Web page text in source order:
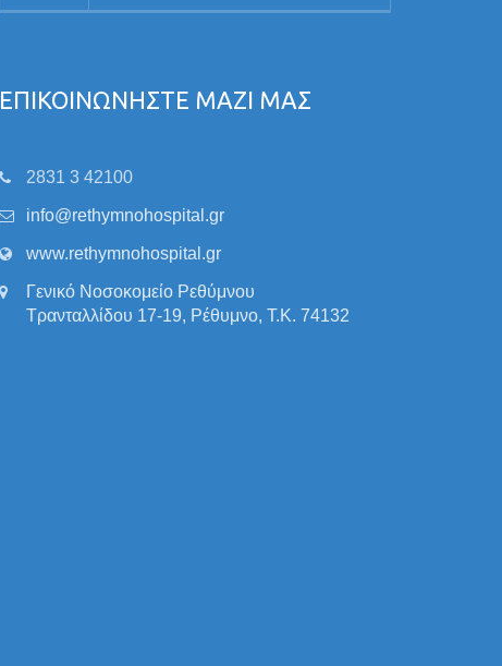
ΕΠΙΚΟΙΝΩΝΗΣΤΕ ΜΑΖΙ ΜΑΣ
2831 3 42100
info@rethymnohospital.gr
www.rethymnohospital.gr
Γενικό Νοσοκομείο Ρεθύμνου
Τρανταλλίδου 17-19, Ρέθυμνο, Τ.Κ. 74132